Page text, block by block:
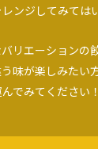
ンジしてみては
リエーションの
味が楽しみたい
でみてください！